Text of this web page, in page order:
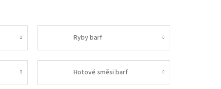
Ryby barf
Hotové směsi barf